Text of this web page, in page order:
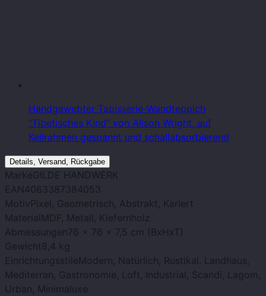
Handgewebter Tapisserie-Wandteppich
"Tibetisches Kind" von Alison Wright, auf
Keilrahmen gespannt und schallabsorbierend
Details, Versand, Rückgabe
MarkeGILDE HANDWERK
EAN4063387384053
MotivPixel, Geometrisch, Abstrakt, Kariert
Material MDF, Metall, Kiefernholz
Abmessungen76 x 76 x 7,5 cm (BxHxT)
Gewicht8,4 kg
EinrichtungsstileModern, Natürlich, Rustikal. Landhaus,
Mediterran, Gastronomie, Loft, Industrial, Scandi, Lagom,
Urban, Minimaluxe